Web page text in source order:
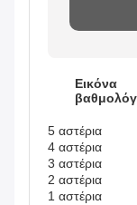
Εικόνα
5 αστέρια
4 αστέρια
3 αστέρια
2 αστέρια
1 αστέρια